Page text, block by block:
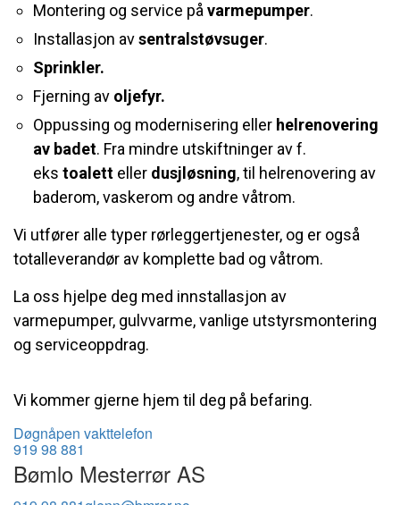
Montering og service påvarmepumper.
Installasjon avsentralstøvsuger.
Sprinkler.
Fjerning av oljefyr.
Oppussing og modernisering eller helrenovering
av badet. Fra mindre utskiftninger av f.
eks toalett eller dusjløsning, til helrenovering av
baderom, vaskerom og andre våtrom.
Vi utfører alle typer rørleggertjenester, og er også
totalleverandør av komplette bad og våtrom.
La oss hjelpe deg med innstallasjon av
varmepumper, gulvvarme, vanlige utstyrsmontering
og serviceoppdrag.
Vi kommer gjerne hjem til deg på befaring.
Døgnåpen vakttelefon
919 98 881
Bømlo Mesterrør AS